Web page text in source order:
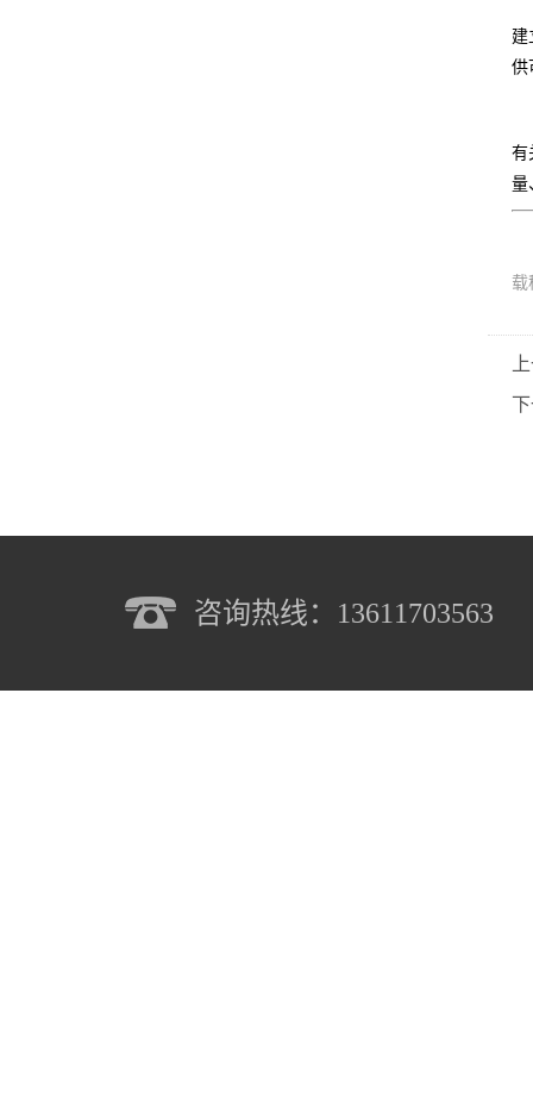
建
供
有
量
载
咨询热线：13611703563